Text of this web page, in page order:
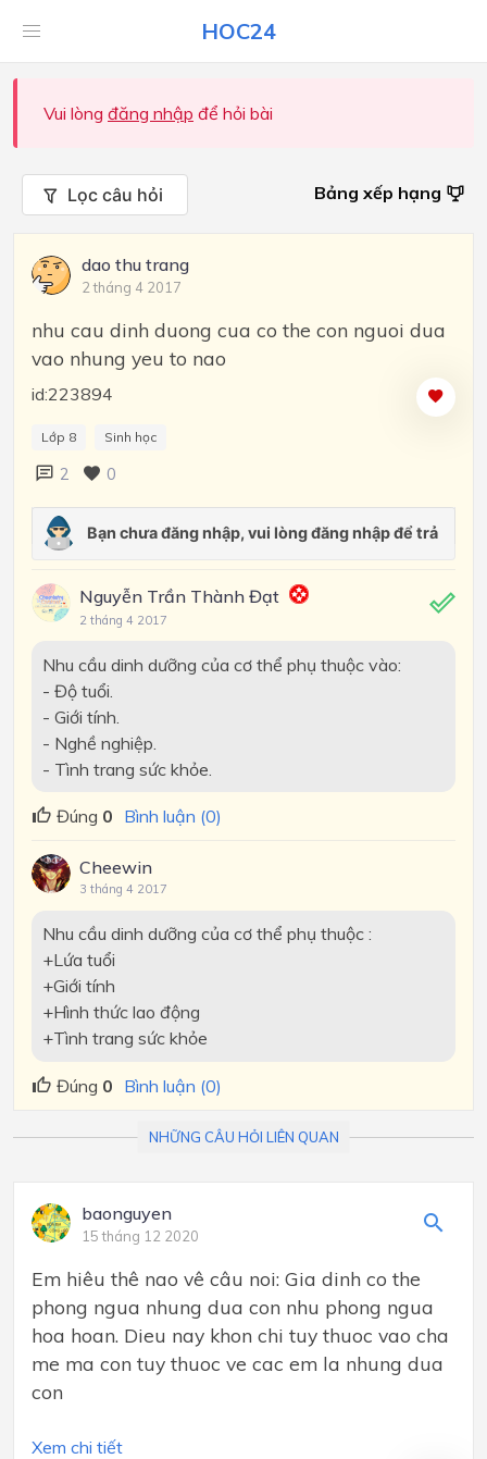
HOC24
Vui lòng đăng nhập để hỏi bài
Lọc câu hỏi Bảng xếp hạng
dao thu trang
2 tháng 4 2017
nhu cau dinh duong cua co the con nguoi dua
vao nhung yeu to nao
id:223894
Lớp 8 Sinh học
2 0
Nguyễn Trần Thành Đạt
2 tháng 4 2017
Nhu cầu dinh dưỡng của cơ thể phụ thuộc vào:
- Độ tuổi.
- Giới tính.
- Nghề nghiệp.
- Tình trang sức khỏe.
Đúng 0 Bình luận (0)
Cheewin
3 tháng 4 2017
Nhu cầu dinh dưỡng của cơ thể phụ thuộc :
+Lứa tuổi
+Giới tính
+Hình thức lao động
+Tình trang sức khỏe
Đúng 0 Bình luận (0)
NHỮNG CÂU HỎI LIÊN QUAN
baonguyen
15 tháng 12 2020
Em hiêu thê nao vê câu noi: Gia dinh co the
phong ngua nhung dua con nhu phong ngua
hoa hoan. Dieu nay khon chi tuy thuoc vao cha
me ma con tuy thuoc ve cac em la nhung dua
con
Xem chi tiết